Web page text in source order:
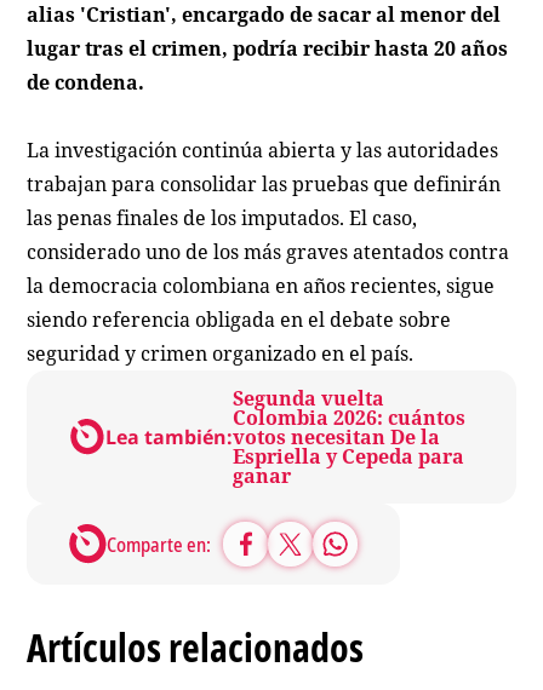
alias 'Cristian', encargado de sacar al menor del
lugar tras el crimen, podría recibir hasta 20 años
de condena.
La investigación continúa abierta y las autoridades
trabajan para consolidar las pruebas que definirán
las penas finales de los imputados. El caso,
considerado uno de los más graves atentados contra
la democracia colombiana en años recientes, sigue
siendo referencia obligada en el debate sobre
seguridad y crimen organizado en el país.
Lea también:
Segunda vuelta
Colombia 2026: cuántos
votos necesitan De la
Espriella y Cepeda para
ganar
Comparte en:
Artículos relacionados